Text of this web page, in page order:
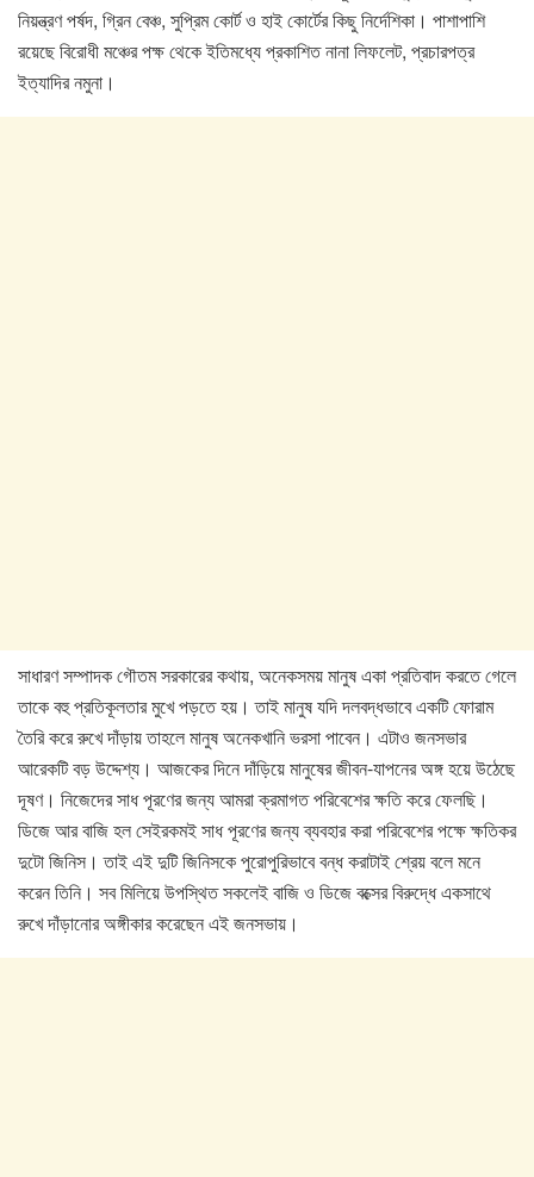
নিয়ন্ত্রণ পর্ষদ, গ্রিন বেঞ্চ, সুপ্রিম কোর্ট ও হাই কোর্টের কিছু নির্দেশিকা। পাশাপাশি
রয়েছে বিরোধী মঞ্চের পক্ষ থেকে ইতিমধ্যে প্রকাশিত নানা লিফলেট, প্রচারপত্র
ইত্যাদির নমুনা।
সাধারণ সম্পাদক গৌতম সরকারের কথায়, অনেকসময় মানুষ একা প্রতিবাদ করতে গেলে
তাকে বহু প্রতিকূলতার মুখে পড়তে হয়। তাই মানুষ যদি দলবদ্ধভাবে একটি ফোরাম
তৈরি করে রুখে দাঁড়ায় তাহলে মানুষ অনেকখানি ভরসা পাবেন। এটাও জনসভার
আরেকটি বড় উদ্দেশ্য। আজকের দিনে দাঁড়িয়ে মানুষের জীবন-যাপনের অঙ্গ হয়ে উঠেছে
দূষণ। নিজেদের সাধ পূরণের জন্য আমরা ক্রমাগত পরিবেশের ক্ষতি করে ফেলছি।
ডিজে আর বাজি হল সেইরকমই সাধ পূরণের জন্য ব্যবহার করা পরিবেশের পক্ষে ক্ষতিকর
দুটো জিনিস। তাই এই দুটি জিনিসকে পুরোপুরিভাবে বন্ধ করাটাই শ্রেয় বলে মনে
করেন তিনি। সব মিলিয়ে উপস্থিত সকলেই বাজি ও ডিজে বক্সের বিরুদ্ধে একসাথে
রুখে দাঁড়ানোর অঙ্গীকার করেছেন এই জনসভায়।